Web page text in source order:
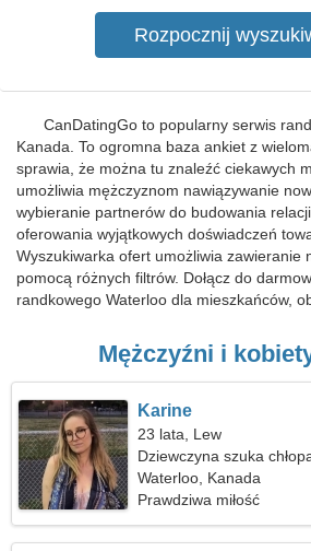
CanDatingGo to popularny serwis
Kanada. To ogromna baza ankiet z
sprawia, że można tu znaleźć ciekawych
umożliwia mężczyznom nawiązywanie
wybieranie partnerów do budowania
oferowania wyjątkowych doświadczeń
Wyszukiwarka ofert umożliwia zawieranie
pomocą różnych filtrów. Dołącz do
randkowego Waterloo dla mieszkańców,
Mężczyźni i
Karine
23 lata, Lew
Dziewczyna szuka
Waterloo, Kanada
Prawdziwa miłość